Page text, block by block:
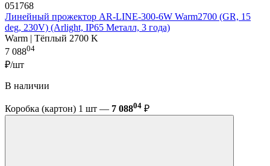
051768
Линейный прожектор AR-LINE-300-6W Warm2700 (GR, 15
deg, 230V) (Arlight, IP65 Металл, 3 года)
Warm | Тёплый 2700 K
7 08804
₽/шт
В наличии
Коробка (картон) 1 шт — 7 08804 ₽